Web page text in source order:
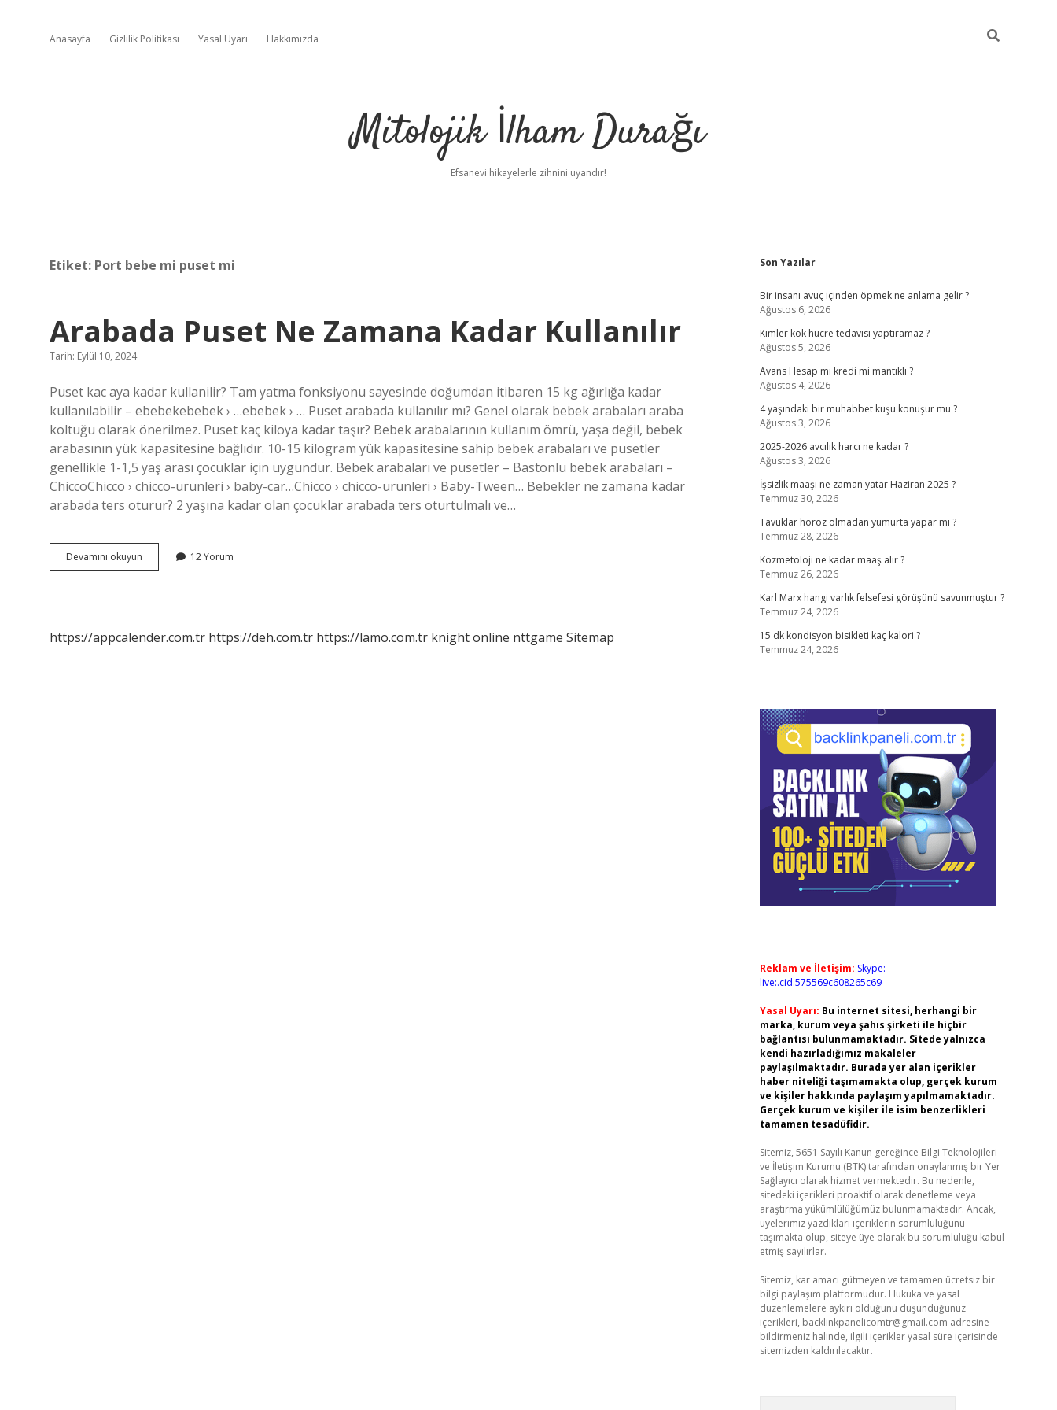
Anasayfa Gizlilik Politikası Yasal Uyarı Hakkımızda
Mitolojik İlham Durağı
Efsanevi hikayelerle zihnini uyandır!
Etiket: Port bebe mi puset mi
Arabada Puset Ne Zamana Kadar Kullanılır
Tarih: Eylül 10, 2024
Puset kac aya kadar kullanilir? Tam yatma fonksiyonu sayesinde doğumdan itibaren 15 kg ağırlığa kadar
kullanılabilir – ebebekebebek › …ebebek › … Puset arabada kullanılır mı? Genel olarak bebek arabaları araba
koltuğu olarak önerilmez. Puset kaç kiloya kadar taşır? Bebek arabalarının kullanım ömrü, yaşa değil, bebek
arabasının yük kapasitesine bağlıdır. 10-15 kilogram yük kapasitesine sahip bebek arabaları ve pusetler
genellikle 1-1,5 yaş arası çocuklar için uygundur. Bebek arabaları ve pusetler – Bastonlu bebek arabaları –
ChiccoChicco › chicco-urunleri › baby-car…Chicco › chicco-urunleri › Baby-Tween… Bebekler ne zamana kadar
arabada ters oturur? 2 yaşına kadar olan çocuklar arabada ters oturtulmalı ve…
Devamını okuyun Arabada
Puset
12 Yorum
https://appcalender.com.tr https://deh.com.tr https://lamo.com.tr knight online nttgame Sitemap
Sidebar
Son Yazılar
Bir insanı avuç içinden öpmek ne anlama gelir ?
Ağustos 6, 2026
Kimler kök hücre tedavisi yaptıramaz ?
Ağustos 5, 2026
Avans Hesap mı kredi mi mantıklı ?
Ağustos 4, 2026
4 yaşındaki bir muhabbet kuşu konuşur mu ?
Ağustos 3, 2026
2025-2026 avcılık harcı ne kadar ?
Ağustos 3, 2026
İşsizlik maaşı ne zaman yatar Haziran 2025 ?
Temmuz 30, 2026
Tavuklar horoz olmadan yumurta yapar mı ?
Temmuz 28, 2026
Kozmetoloji ne kadar maaş alır ?
Temmuz 26, 2026
Karl Marx hangi varlık felsefesi görüşünü savunmuştur ?
Temmuz 24, 2026
15 dk kondisyon bisikleti kaç kalori ?
Temmuz 24, 2026
Reklam ve İletişim: Skype:
live:.cid.575569c608265c69
Yasal Uyarı: Bu internet sitesi, herhangi bir
marka, kurum veya şahıs şirketi ile hiçbir
bağlantısı bulunmamaktadır. Sitede yalnızca
kendi hazırladığımız makaleler
paylaşılmaktadır. Burada yer alan içerikler
haber niteliği taşımamakta olup, gerçek kurum
ve kişiler hakkında paylaşım yapılmamaktadır.
Gerçek kurum ve kişiler ile isim benzerlikleri
tamamen tesadüfidir.
Sitemiz, 5651 Sayılı Kanun gereğince Bilgi Teknolojileri
ve İletişim Kurumu (BTK) tarafından onaylanmış bir Yer
Sağlayıcı olarak hizmet vermektedir. Bu nedenle,
sitedeki içerikleri proaktif olarak denetleme veya
araştırma yükümlülüğümüz bulunmamaktadır. Ancak,
üyelerimiz yazdıkları içeriklerin sorumluluğunu
taşımakta olup, siteye üye olarak bu sorumluluğu kabul
etmiş sayılırlar.
Sitemiz, kar amacı gütmeyen ve tamamen ücretsiz bir
bilgi paylaşım platformudur. Hukuka ve yasal
düzenlemelere aykırı olduğunu düşündüğünüz
içerikleri, backlinkpanelicomtr@gmail.com adresine
bildirmeniz halinde, ilgili içerikler yasal süre içerisinde
sitemizden kaldırılacaktır.